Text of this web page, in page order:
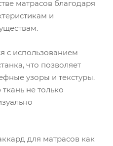
матрасов благодаря
и
с использованием
что позволяет
узоры и текстуры.
не только
для матрасов как